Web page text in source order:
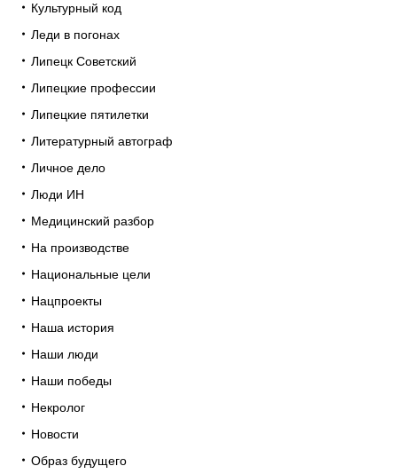
Культурный код
Леди в погонах
Липецк Советский
Липецкие профессии
Липецкие пятилетки
Литературный автограф
Личное дело
Люди ИН
Медицинский разбор
На производстве
Национальные цели
Нацпроекты
Наша история
Наши люди
Наши победы
Некролог
Новости
Образ будущего